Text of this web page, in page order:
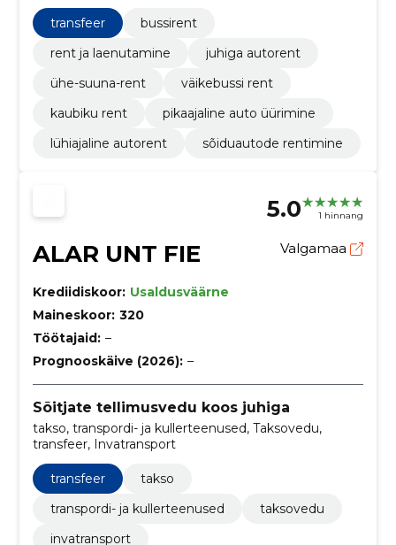
transfeer
bussirent
rent ja laenutamine
juhiga autorent
ühe-suuna-rent
väikebussi rent
kaubiku rent
pikaajaline auto üürimine
lühiajaline autorent
sõiduautode rentimine
5.0 1 hinnang
ALAR UNT FIE Valgamaa
Krediidiskoor: Usaldusväärne
Maineskoor: 320
Töötajaid: –
Prognooskäive (2026): –
Sõitjate tellimusvedu koos juhiga
takso, transpordi- ja kullerteenused, Taksovedu,
transfeer, Invatransport
transfeer
takso
transpordi- ja kullerteenused
taksovedu
invatransport